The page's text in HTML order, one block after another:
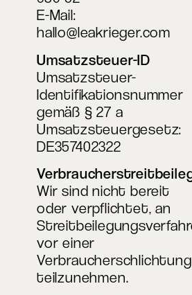
E-Mail:
hallo@leakrieger.com
Umsatzsteuer-ID
Umsatzsteuer-
Identifikationsnummer
gemäß § 27 a
Umsatzsteuergesetz:
DE357402322
Wir sind nicht bereit
oder verpflichtet, an
vor einer
teilzunehmen.